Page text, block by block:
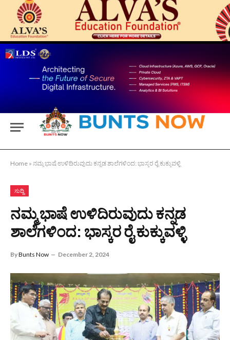
Home » ನಮ್ಮ ಭಾಷೆ ಉಳಿದಿರುವುದು ಕನ್ನಡ ಶಾಲೆಗಳಿಂದ: ಭಾಸ್ಕರ ರೈ ಕುಕ್ಕುವಳ್ಳಿ
ಸುದ್ದಿ
ನಮ್ಮ ಭಾಷೆ ಉಳಿದಿರುವುದು ಕನ್ನಡ
ಶಾಲೆಗಳಿಂದ: ಭಾಸ್ಕರ ರೈ ಕುಕ್ಕುವಳ್ಳಿ
ByBunts Now December 2, 2024